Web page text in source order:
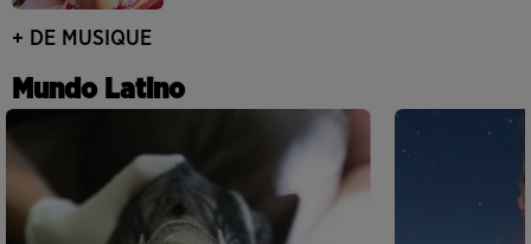
+ DE MUSIQUE
Mundo Latino